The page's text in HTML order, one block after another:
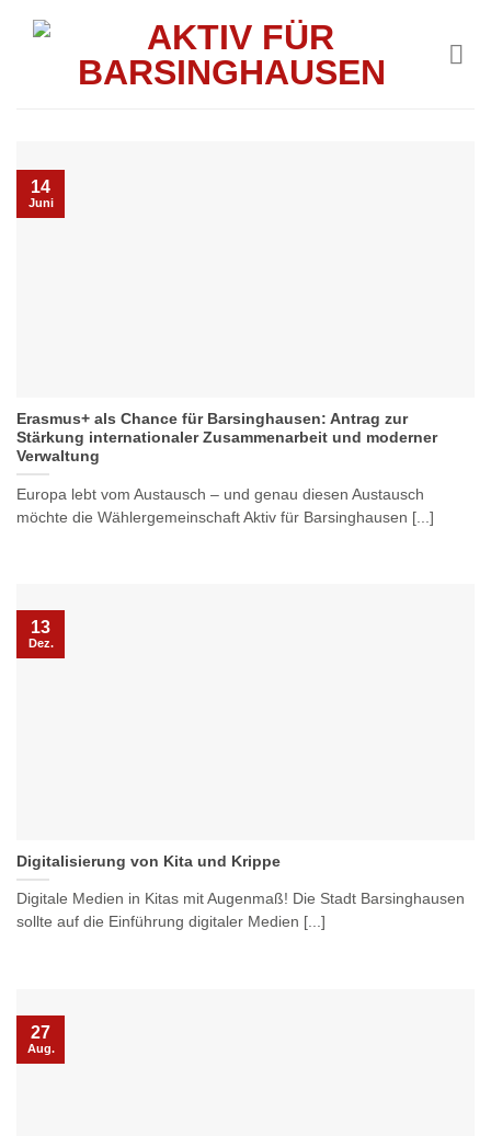
Erasmus+ als Chance für Barsinghausen: Antrag zur
Stärkung internationaler Zusammenarbeit und moderner
Verwaltung
Europa lebt vom Austausch – und genau diesen Austausch
möchte die Wählergemeinschaft Aktiv für Barsinghausen [...]
14
Juni
Digitalisierung von Kita und Krippe
Digitale Medien in Kitas mit Augenmaß! Die Stadt Barsinghausen
sollte auf die Einführung digitaler Medien [...]
13
Dez.
27
Aug.